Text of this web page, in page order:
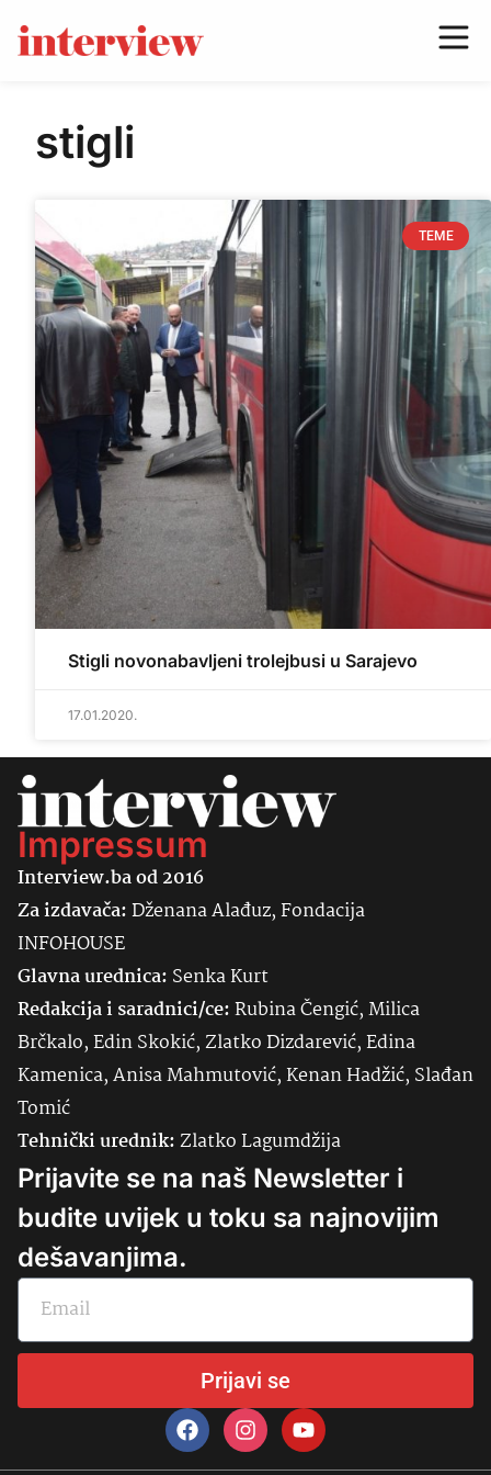
stigli
TEME
Stigli novonabavljeni trolejbusi u Sarajevo
17.01.2020.
Impressum
Interview.ba od 2016
Za izdavača:Dženana Alađuz, Fondacija
INFOHOUSE
Glavna urednica: SenkaKurt
Redakcija i saradnici/ce:Rubina Čengić, Milica
Brčkalo, Edin Skokić, Zlatko Dizdarević, Edina
Kamenica, Anisa Mahmutović, Kenan Hadžić, Slađan
Tomić
Tehnički urednik:Zlatko Lagumdžija
Prijavite se na naš Newsletter i
budite uvijek u toku sa najnovijim
dešavanjima.
Prijavi se